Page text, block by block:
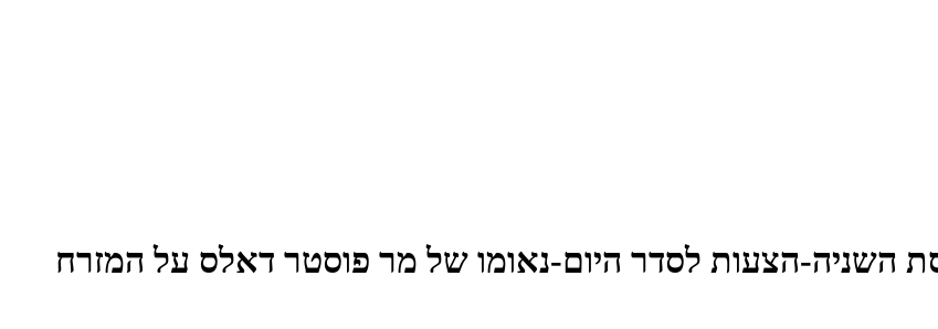
השניה-הצעות לסדר היום-נאומו של מר פוסטר דאלס על המזרח